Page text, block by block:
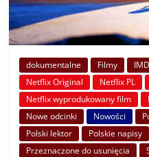
dokumentalne Filmy
Netflix Original
Netflix PL
Netflix wyprodukowany film
Nowe odcinki
Nowości
Polski lektor
Polskie napisy
Przeznaczone do usunięcia